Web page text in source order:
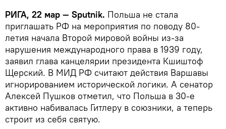
РИГА, 22 мар — Sputnik. Польша не стала
приглашать РФ на мероприятия по поводу 80-
летия начала Второй мировой войны из-за
нарушения международного права в 1939 году,
заявил глава канцелярии президента Кшиштоф
Щерский. В МИД РФ считают действия Варшавы
игнорированием исторической логики. А сенатор
Алексей Пушков отметил, что Польша в 30-е
активно набивалась Гитлеру в союзники, а теперь
строит из себя святую.